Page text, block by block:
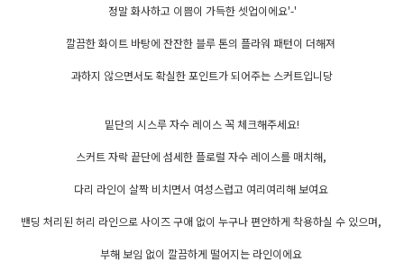
정말 화사하고 이쁨이 가득한 셋업이에요'-'
깔끔한 화이트 바탕에 잔잔한 블루 톤의 플라워 패턴이 더해져
과하지 않으면서도 확실한 포인트가 되어주는 스커트입니당
밑단의 시스루 자수 레이스 꼭 체크해주세요!
스커트 자락 끝단에 섬세한 플로럴 자수 레이스를 매치해,
다리 라인이 살짝 비치면서 여성스럽고 여리여리해 보여요
밴딩 처리된 허리 라인으로 사이즈 구애 없이 누구나 편안하게 착용하실 수 있으며,
부해 보임 없이 깔끔하게 떨어지는 라인이에요